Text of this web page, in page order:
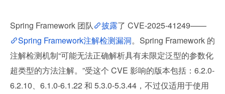
Spring Framework 团队 披露了 CVE-2025-41249——
Spring Framework注解检测漏洞。Spring Framework 的
注解检测机制“可能无法正确解析具有未限定泛型的参数化
超类型的方法注解。”受这个 CVE 影响的版本包括：6.2.0-
6.2.10、6.1.0-6.1.22 和 5.3.0-5.3.44，不过仅适用于使用